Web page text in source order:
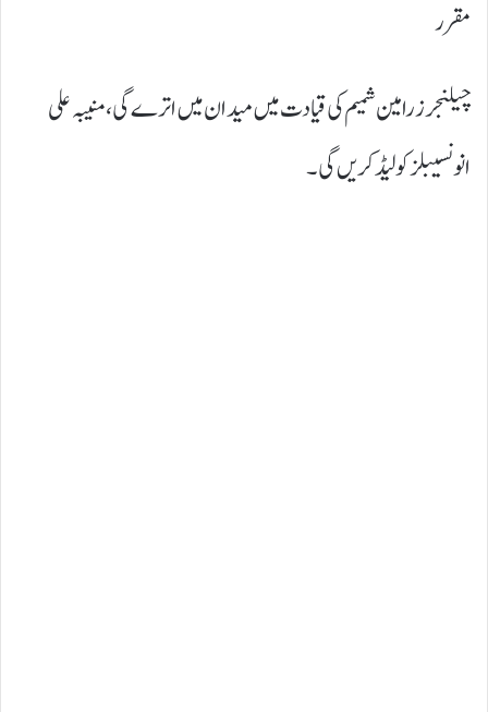
مقرر
چیلنجرز رامین شمیم کی قیادت میں میدان میں اترے گی، منیبہ علی
انونسیبلز کو لیڈ کریں گی۔